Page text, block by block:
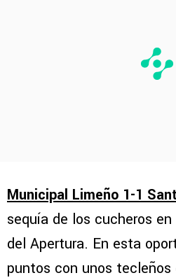
Municipal Limeño 1-1
sequía de los cucheros
del Apertura. En esta
puntos con unos tecleños